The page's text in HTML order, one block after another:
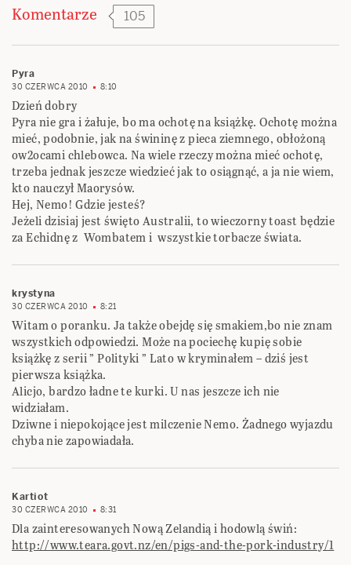
Komentarze 105
Pyra
30 CZERWCA 2010 8:10
Dzień dobry
Pyra nie gra i żałuje, bo ma ochotę na książkę. Ochotę można
mieć, podobnie, jak na świninę z pieca ziemnego, obłożoną
ow2ocami chlebowca. Na wiele rzeczy można mieć ochotę,
trzeba jednak jeszcze wiedzieć jak to osiągnąć, a ja nie wiem,
kto nauczył Maorysów.
Hej, Nemo! Gdzie jesteś?
Jeżeli dzisiaj jest święto Australii, to wieczorny toast będzie
za Echidnę z Wombatem i wszystkie torbacze świata.
krystyna
30 CZERWCA 2010 8:21
Witam o poranku. Ja także obejdę się smakiem,bo nie znam
wszystkich odpowiedzi. Może na pociechę kupię sobie
książkę z serii ” Polityki ” Lato w kryminałem – dziś jest
pierwsza książka.
Alicjo, bardzo ładne te kurki. U nas jeszcze ich nie
widziałam.
Dziwne i niepokojące jest milczenie Nemo. Żadnego wyjazdu
chyba nie zapowiadała.
Kartiot
30 CZERWCA 2010 8:31
Dla zainteresowanych Nową Zelandią i hodowlą świń:
http://www.teara.govt.nz/en/pigs-and-the-pork-industry/1